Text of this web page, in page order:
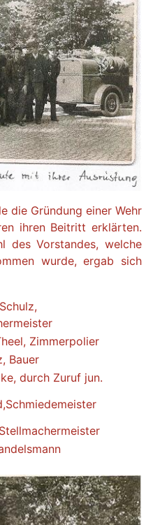
die Gründung einer Wehr
ihren Beitritt erklärten.
des Vorstandes, welche
wurde, ergab sich
Zimmerpolier
Bauer
durch Zuruf jun.